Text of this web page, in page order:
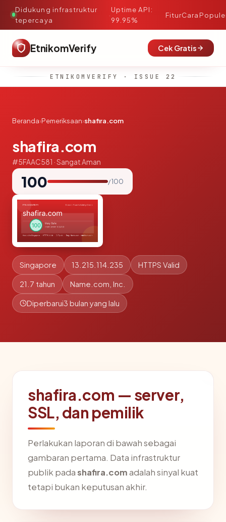
Didukung infrastruktur
tepercaya
·
Uptime API:
99.95%
FiturCara
EtnikomVerify Cek Gratis
ETNIKOMVERIFY · ISSUE 22
Beranda›Pemeriksaan›shafira.com
shafira.com
#5FAAC581 · Sangat Aman
100 / 100
Singapore 13.215.114.235 HTTPS Valid
21.7 tahun Name.com, Inc.
Diperbarui3 bulan yang lalu
shafira.com — server,
SSL, dan pemilik
Perlakukan laporan di bawah sebagai
gambaran pertama. Data infrastruktur
publik padashafira.comadalah sinyal kuat
tetapi bukan keputusan akhir.